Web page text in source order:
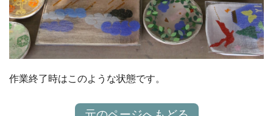
作業終了時はこのような状態です。